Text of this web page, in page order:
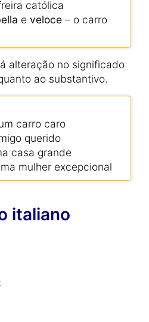
católica
e veloce – o carro
alteração no significado
ao substantivo.
carro caro
querido
casa grande
mulher excepcional
italiano